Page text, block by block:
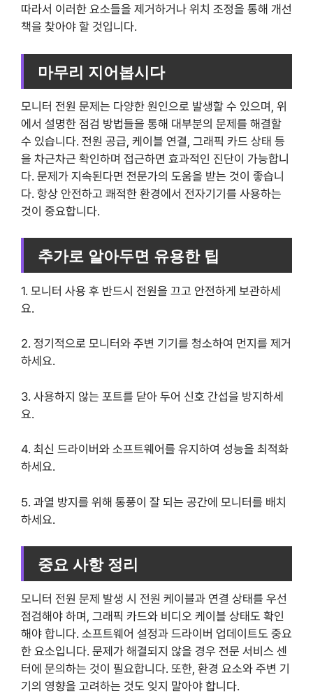
따라서 이러한 요소들을 제거하거나 위치 조정을 통해 개선
책을 찾아야 할 것입니다.
마무리 지어봅시다
모니터 전원 문제는 다양한 원인으로 발생할 수 있으며, 위
에서 설명한 점검 방법들을 통해 대부분의 문제를 해결할
수 있습니다. 전원 공급, 케이블 연결, 그래픽 카드 상태 등
을 차근차근 확인하며 접근하면 효과적인 진단이 가능합니
다. 문제가 지속된다면 전문가의 도움을 받는 것이 좋습니
다. 항상 안전하고 쾌적한 환경에서 전자기기를 사용하는
것이 중요합니다.
추가로 알아두면 유용한 팁
1. 모니터 사용 후 반드시 전원을 끄고 안전하게 보관하세
요.
2. 정기적으로 모니터와 주변 기기를 청소하여 먼지를 제거
하세요.
3. 사용하지 않는 포트를 닫아 두어 신호 간섭을 방지하세
요.
4. 최신 드라이버와 소프트웨어를 유지하여 성능을 최적화
하세요.
5. 과열 방지를 위해 통풍이 잘 되는 공간에 모니터를 배치
하세요.
중요 사항 정리
모니터 전원 문제 발생 시 전원 케이블과 연결 상태를 우선
점검해야 하며, 그래픽 카드와 비디오 케이블 상태도 확인
해야 합니다. 소프트웨어 설정과 드라이버 업데이트도 중요
한 요소입니다. 문제가 해결되지 않을 경우 전문 서비스 센
터에 문의하는 것이 필요합니다. 또한, 환경 요소와 주변 기
기의 영향을 고려하는 것도 잊지 말아야 합니다.